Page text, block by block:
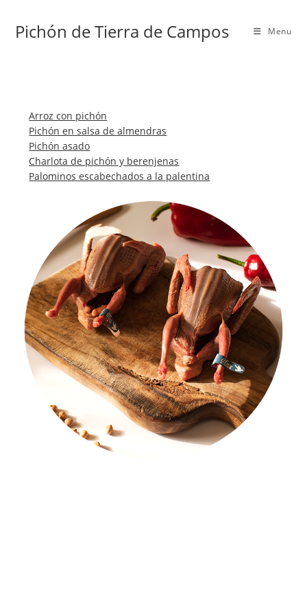
contentPichón de Tierra de Campos Menu
Arroz con pichón
Pichón en salsa de almendras
Pichón asado
Charlota de pichón y berenjenas
Palominos escabechados a la palentina